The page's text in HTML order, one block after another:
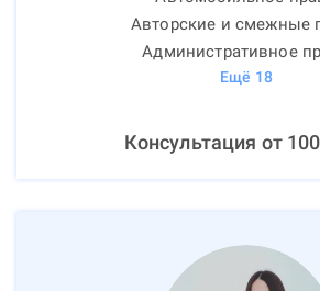
Авторские и смежные
Административное
Ещё 18
Консультация от